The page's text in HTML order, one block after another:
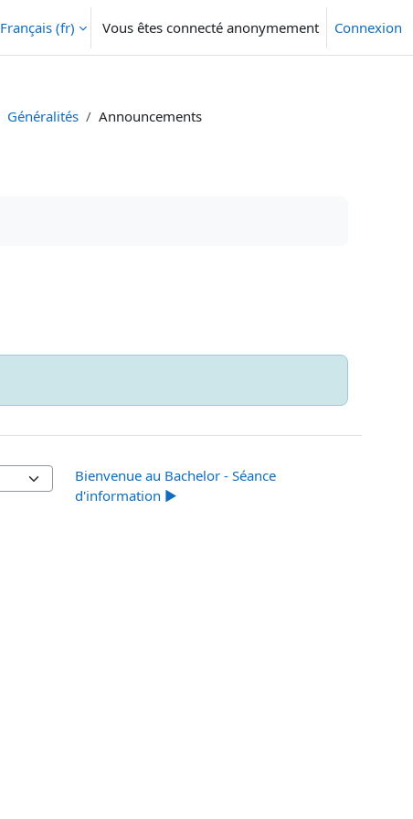
Français ‎(fr)‎ Vous êtes connecté anonymement Connexion
Généralités Announcements
Bienvenue au Bachelor - Séance
d'information ▶︎